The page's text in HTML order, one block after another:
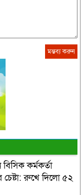
কর্মকর্তা
চেষ্টা: রুখে দিলো ৫২